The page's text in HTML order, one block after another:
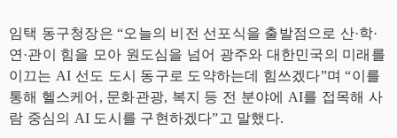
임택 동구청장은 “오늘의 비전 선포식을 출발점으로 산·학·
연·관이 힘을 모아 원도심을 넘어 광주와 대한민국의 미래를
이끄는 AI 선도 도시 동구로 도약하는데 힘쓰겠다”며 “이를
통해 헬스케어, 문화관광, 복지 등 전 분야에 AI를 접목해 사
람 중심의 AI 도시를 구현하겠다”고 말했다.